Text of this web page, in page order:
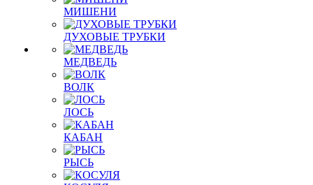
МИШЕНИ
ДУХОВЫЕ ТРУБКИ
МЕДВЕДЬ
ВОЛК
ЛОСЬ
КАБАН
РЫСЬ